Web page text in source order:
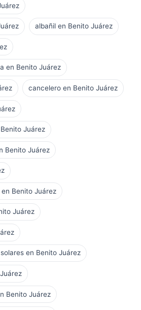
albañil en Benito Juárez
en Benito Juárez
cancelero en Benito Juárez
Juárez
Benito Juárez
Benito Juárez
Juárez
en Benito Juárez
Benito Juárez